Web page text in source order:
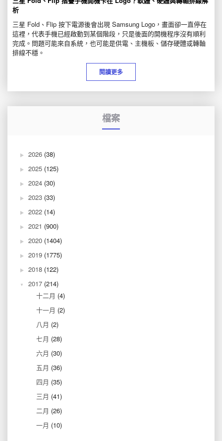
析
三星 Fold、Flip 按下電源後會出現 Samsung Logo，畫面卻一直停在
這裡，代表手機已經啟動到某個階段，只是後面的開機程序沒有順利
完成。問題可能來自系統，也可能是供電、主機板、儲存硬體或轉軸
排線不穩。
閱讀更多
檔案
2026 (38)
2025 (125)
2024 (30)
2023 (33)
2022 (14)
2021 (900)
2020 (1404)
2019 (1775)
2018 (122)
2017 (214)
十二月 (4)
十一月 (2)
八月 (2)
七月 (28)
六月 (30)
五月 (36)
四月 (35)
三月 (41)
二月 (26)
一月 (10)